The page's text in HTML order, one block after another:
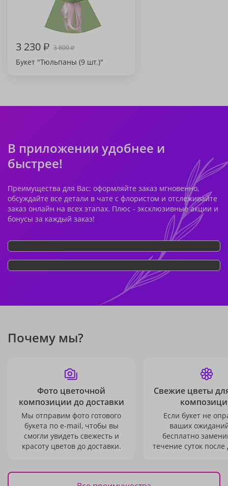
3 230₽ 3 800₽
Букет "Тюльпаны (9 шт.)"
В приложении удобнее и
быстрее!
Преимущества для Вас: оформляйте заказ мгновенно,
обсуждайте все детали в чате с флористом и отслеживайте
заказ онлайн на всех этапах. Плюс - эксклюзивные акции и
бонусы за каждый заказ!
Почему мы?
Фото цветочной
композиции до доставки
Мы отправим фото готового
букета по e-mail, чтобы вы
смогли увидеть свежесть и
красоту цветов до доставки.
Свежие цветы
Если букет не
ваших
бесплатно
течение суток после